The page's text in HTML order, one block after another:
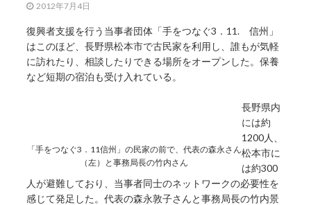
2012年7月4日
復興者支援を行う当事者団体「手をつなぐ3．11. 信州」
はこのほど、長野県松本市で古民家を利用し、誰もが気軽
に訪れたり、相談したりできる場所をオープンした。保養
など短期の宿泊も受け入れている。
「手をつなぐ3．11信州」の民家の前で、代表の森永さん
（左）と事務局長の竹内さん
長野県内
には約
1200人、
松本市に
は約300
人が避難しており、当事者同士のネットワークの必要性を
感じて発足した。代表の森永敦子さんと事務局長の竹内景